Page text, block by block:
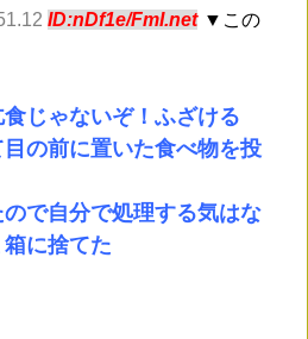
ID:nDf1e/FmI.net ▼この
じゃないぞ！ふざける
の前に置いた食べ物を投
で自分で処理する気はな
に捨てた